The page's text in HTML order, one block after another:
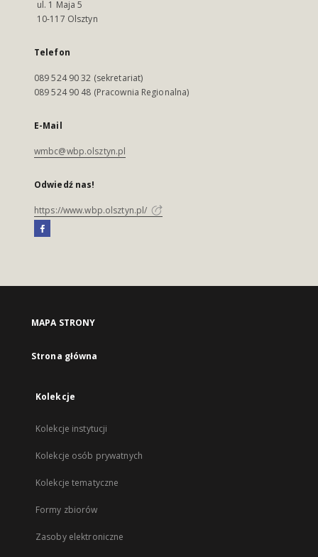
ul. 1 Maja 5
10-117 Olsztyn
Telefon
089 524 90 32 (sekretariat)
089 524 90 48 (Pracownia Regionalna)
E-Mail
wmbc@wbp.olsztyn.pl
Odwiedź nas!
https://www.wbp.olsztyn.pl/
MAPA STRONY
Strona główna
Kolekcje
Kolekcje instytucji
Kolekcje osób prywatnych
Kolekcje tematyczne
Formy zbiorów
Zasoby elektroniczne